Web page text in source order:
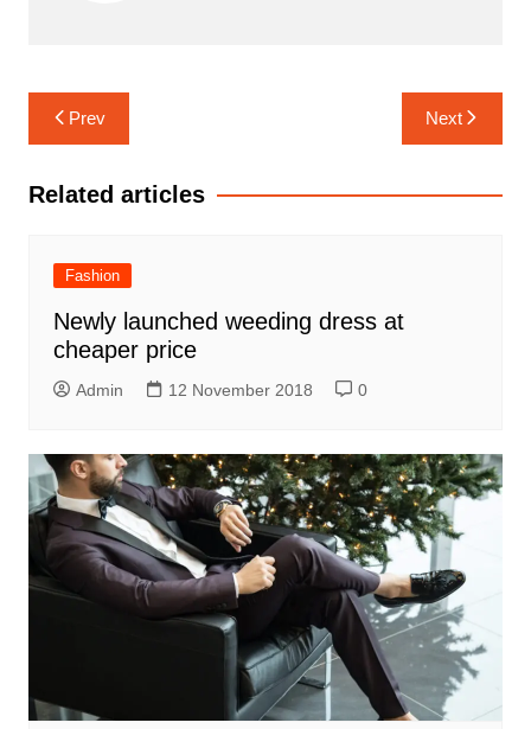
Navigasi
pos
Prev Next
Related articles
Fashion
Newly launched weeding dress at
cheaper price
Admin 12 November 2018 0